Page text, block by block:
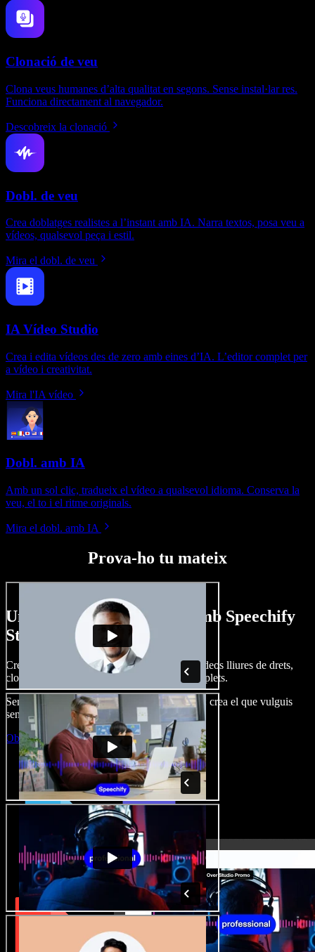
Clonació de veu
Clona veus humanes d’alta qualitat en segons. Sense instal·lar res.
Funciona directament al navegador.
Descobreix la clonació
Dobl. de veu
Crea doblatges realistes a l’instant amb IA. Narra textos, posa veu a
vídeos, qualsevol peça i estil.
Mira el dobl. de veu
IA Vídeo Studio
Crea i edita vídeos des de zero amb eines d’IA. L’editor complet per
a vídeo i creativitat.
Mira l'IA vídeo
Dobl. amb IA
Amb un sol clic, tradueix el vídeo a qualsevol idioma. Conserva la
veu, el to i el ritme originals.
Mira el dobl. amb IA
Prova-ho tu mateix
Un tastet del que pots fer amb Speechify
Studio.
Crea dobl. de veu, afegeix imatges, àudio, vídeos lliures de drets,
clona veus i munta projectes multimèdia complets.
Sense corba d’aprenentatge, tot al navegador: crea el que vulguis
sense els límits de sempre.
Obre l'Studio